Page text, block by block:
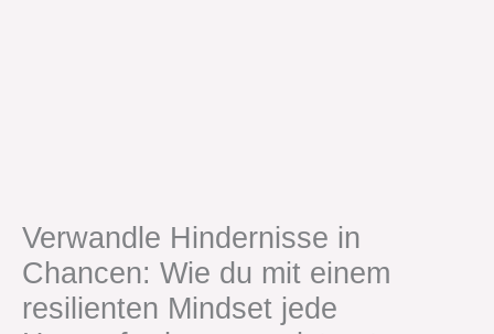
Verwandle Hindernisse in
Chancen: Wie du mit einem
resilienten Mindset jede